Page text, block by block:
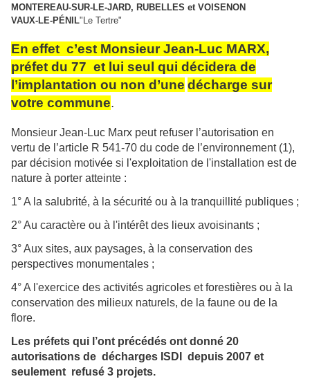
MONTEREAU-SUR-LE-JARD, RUBELLES et VOISENON
VAUX-LE-PÉNIL"Le Tertre"
En effet c’est Monsieur Jean-Luc MARX,
préfet du 77 et lui seul qui décidera de
l’implantation ou non d’une décharge sur
votre commune.
Monsieur Jean-Luc Marx peut refuser l’autorisation en
vertu de l’article R 541-70 du code de l’environnement (1),
par décision motivée si l'exploitation de l'installation est de
nature à porter atteinte :
1° A la salubrité, à la sécurité ou à la tranquillité publiques ;
2° Au caractère ou à l'intérêt des lieux avoisinants ;
3° Aux sites, aux paysages, à la conservation des
perspectives monumentales ;
4° A l'exercice des activités agricoles et forestières ou à la
conservation des milieux naturels, de la faune ou de la
flore.
Les préfets qui l’ont précédés ont donné 20
autorisations de décharges ISDI depuis 2007 et
seulement refusé 3 projets.